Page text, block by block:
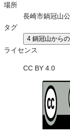
場所
長崎市鍋冠山
タグ
4 鍋冠山から
ライセンス
CC BY 4.0